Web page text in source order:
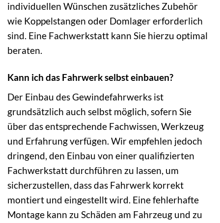
individuellen Wünschen zusätzliches Zubehör
wie Koppelstangen oder Domlager erforderlich
sind. Eine Fachwerkstatt kann Sie hierzu optimal
beraten.
Kann ich das Fahrwerk selbst einbauen?
Der Einbau des Gewindefahrwerks ist
grundsätzlich auch selbst möglich, sofern Sie
über das entsprechende Fachwissen, Werkzeug
und Erfahrung verfügen. Wir empfehlen jedoch
dringend, den Einbau von einer qualifizierten
Fachwerkstatt durchführen zu lassen, um
sicherzustellen, dass das Fahrwerk korrekt
montiert und eingestellt wird. Eine fehlerhafte
Montage kann zu Schäden am Fahrzeug und zu